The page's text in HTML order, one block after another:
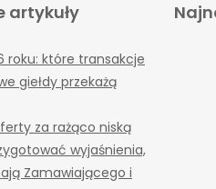
artykuły
roku: które transakcje
giełdy przekażą
za rażąco niską
wyjaśnienia,
Zamawiającego i